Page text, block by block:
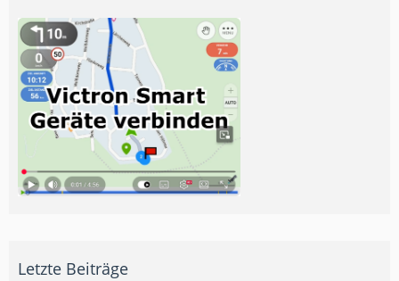
Letzte Beiträge